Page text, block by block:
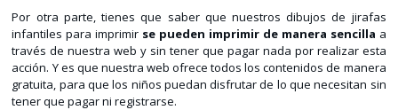
Por otra parte, tienes que saber que nuestros dibujos de jirafas
infantiles para imprimir se pueden imprimir de manera sencilla a
través de nuestra web y sin tener que pagar nada por realizar esta
acción. Y es que nuestra web ofrece todos los contenidos de manera
gratuita, para que los niños puedan disfrutar de lo que necesitan sin
tener que pagar ni registrarse.